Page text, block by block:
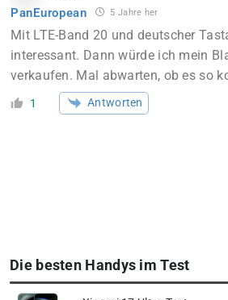
PanEuropean 5 Jahre her
Mit LTE-Band 20 und deutscher
interessant. Dann würde ich mein
verkaufen. Mal abwarten, ob es so
1 Antworten
Die besten Handys im Test